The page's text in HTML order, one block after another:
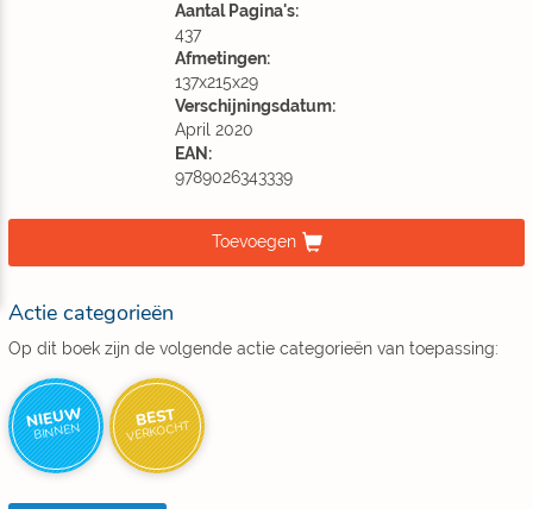
Aantal Pagina's:
437
Afmetingen:
137x215x29
Verschijningsdatum:
April 2020
EAN:
9789026343339
Toevoegen
Actie categorieën
Op dit boek zijn de volgende actie categorieën van toepassing:
NIEUW
BINNEN BEST
VERKOCHT